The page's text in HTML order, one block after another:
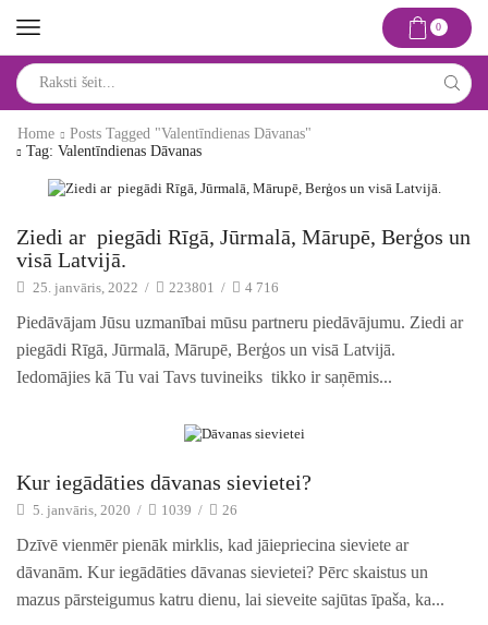
0
input
Home
Posts Tagged "valentīndienas Dāvanas"
Tag: Valentīndienas Dāvanas
Idejas un risinājumi
Ziedi ar piegādi Rīgā, Jūrmalā, Mārupē, Berģos un
visā Latvijā.
25. janvāris, 2022 / 223801 / 4 716
Piedāvājam Jūsu uzmanībai mūsu partneru piedāvājumu. Ziedi ar
piegādi Rīgā, Jūrmalā, Mārupē, Berģos un visā Latvijā.
Iedomājies kā Tu vai Tavs tuvineiks tikko ir saņēmis...
Idejas un risinājumi
Kur iegādāties dāvanas sievietei?
5. janvāris, 2020 / 1039 / 26
Dzīvē vienmēr pienāk mirklis, kad jāiepriecina sieviete ar
dāvanām. Kur iegādāties dāvanas sievietei? Pērc skaistus un
mazus pārsteigumus katru dienu, lai sieveite sajūtas īpaša, ka...